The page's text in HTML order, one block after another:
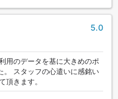
5.0
用のデータを基に大きめのポ
。 スタッフの心遣いに感銘い
頂きます。